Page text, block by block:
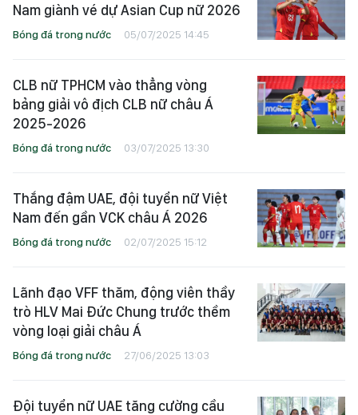
Nam giành vé dự Asian Cup nữ 2026
Bóng đá trong nước 05/07/2025 14:45
CLB nữ TPHCM vào thẳng vòng
bảng giải vô địch CLB nữ châu Á
2025-2026
Bóng đá trong nước 03/07/2025 13:30
Thắng đậm UAE, đội tuyển nữ Việt
Nam đến gần VCK châu Á 2026
Bóng đá trong nước 02/07/2025 15:12
Lãnh đạo VFF thăm, động viên thầy
trò HLV Mai Đức Chung trước thềm
vòng loại giải châu Á
Bóng đá trong nước 27/06/2025 13:03
Đội tuyển nữ UAE tăng cường cầu